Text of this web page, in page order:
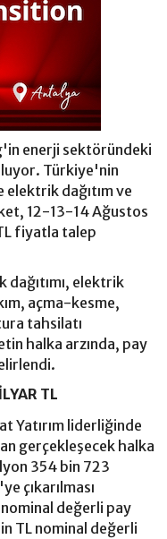
enerji sektöründeki
Türkiye'nin
dağıtım ve
12-13-14 Ağustos
fiyatla talep
elektrik
açma-kesme,
tahsilatı
halka arzında, pay
TL
Yatırım liderliğinde
gerçekleşecek halka
354 bin 723
çıkarılması
değerli pay
TL nominal değerli